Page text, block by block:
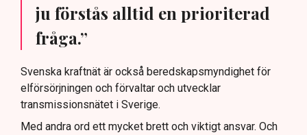
ju förstås alltid en prioriterad
fråga.”
Svenska kraftnät är också beredskapsmyndighet för
elförsörjningen och förvaltar och utvecklar
transmissionsnätet i Sverige.
Med andra ord ett mycket brett och viktigt ansvar. Och